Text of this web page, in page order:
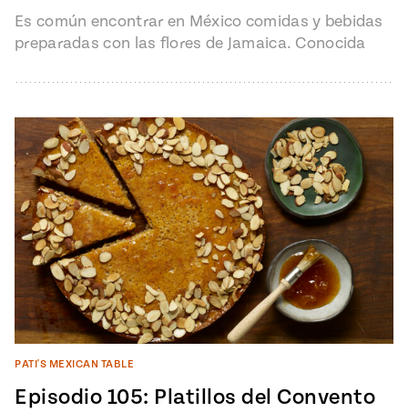
Es común encontrar en México comidas y bebidas
preparadas con las flores de Jamaica. Conocida
PATI'S MEXICAN TABLE
Episodio 105: Platillos del Convento